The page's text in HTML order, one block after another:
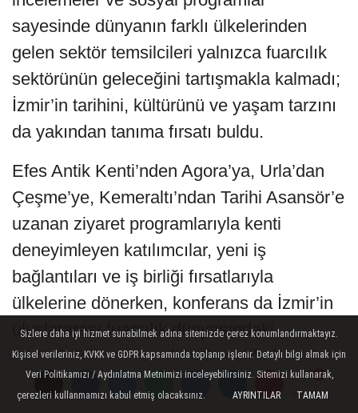
Yorumlar
Yorumlar
sayesinde dünyanın farklı ülkelerinden
gelen sektör temsilcileri yalnızca fuarcılık
sektörünün geleceğini tartışmakla kalmadı;
İzmir’in tarihini, kültürünü ve yaşam tarzını
da yakından tanıma fırsatı buldu.
Efes Antik Kenti’nden Agora’ya, Urla’dan
Çeşme’ye, Kemeraltı’ndan Tarihi Asansör’e
uzanan ziyaret programlarıyla kenti
deneyimleyen katılımcılar, yeni iş
bağlantıları ve iş birliği fırsatlarıyla
ülkelerine dönerken, konferans da İzmir’in
uluslararası fuarcılık dünyasındaki
görünürlüğüne önemli katkı sağladı.
Sizlere daha iyi hizmet sunabilmek adına sitemizde çerez konumlandırmaktayız.
Kişisel verileriniz, KVKK ve GDPR kapsamında toplanıp işlenir. Detaylı bilgi almak için
Veri Politikamızı / Aydınlatma Metnimizi inceleyebilirsiniz. Sitemizi kullanarak,
çerezleri kullanmamızı kabul etmiş olacaksınız.
AYRINTILAR TAMAM